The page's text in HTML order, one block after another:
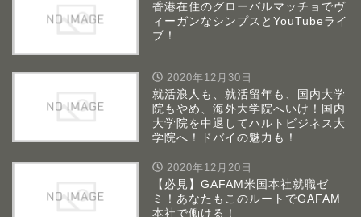
香港在住のグローバルマッチョでヴ
ィーガンなシンプスとYouTubeライ
ブ！
2020年12月30日
就活浪人も、就活留年も、国内大学
院もやめ、海外大学院へいけ！国内
大学院を中退してハルトビジネス大
学院へ！ドバイの魅力も！
2020年12月20日
【必見】GAFAM米国本社就職ゼ
ミ！あなたもこのルートでGAFAM
本社で働ける！